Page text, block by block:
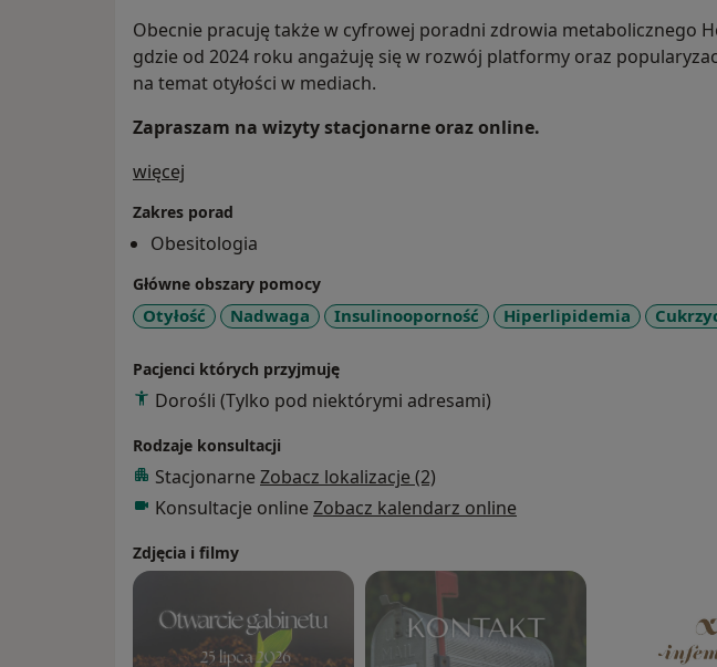
Obecnie pracuję także w cyfrowej poradni zdrowia metabolicznego
gdzie od 2024 roku angażuję się w rozwój platformy oraz
na temat otyłości w mediach.
Zapraszam na wizyty stacjonarne oraz online.
więcej
Zakres porad
Obesitologia
Główne obszary pomocy
Otyłość Nadwaga Insulinooporność Hiperlipidemia
Pacjenci których przyjmuję
Dorośli (Tylko pod niektórymi adresami)
Rodzaje konsultacji
Stacjonarne Zobacz lokalizacje (2)
Konsultacje online Zobacz kalendarz online
Zdjęcia i filmy